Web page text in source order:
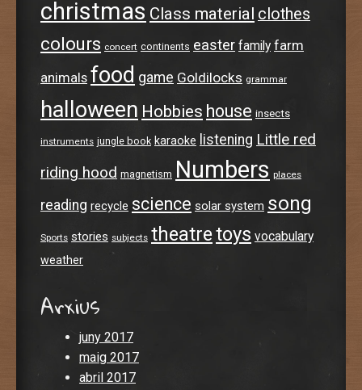
christmas Class material clothes
colours concert continents easter family farm
animals food game Goldilocks grammar
halloween Hobbies house insects
instruments jungle book karaoke listening Little red
riding hood magnetism Numbers places
reading recycle science solar system song
Sports stories subjects theatretoys vocabulary
weather
Arxius
juny 2017
maig 2017
abril 2017